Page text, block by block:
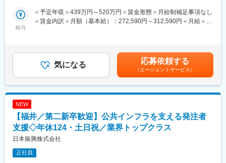
【コラボレーションツール】
Google Workspace、Redmine、Slack、Jira
当社の主力事業である「スマレジ」はクラウド型のPOSレジシス
テムです。数多くの店舗で導入されており、日常生活で立ち寄っ
たお店で利用されていることから、自分たちの仕事の成果や会社
の成長を実感できるやりがいがあります。
自社開発企業のため、営業やカスタマーサポートを通じて、ユー
に捉える力が身に付きます。
また、スマレジでは上流工程のみを行うようなことはなく、全エ
ンジニアがプログラムの実装を行います。
急成長中の会社ですので、新しいことにもチャレンジできます。
タート◎
・『人』を大切にする会社で着実にキャリアアップを目指せま
■業務内容：
「丸亀製麺」各店舗の店長候補としてお任せいたします。
具体的には、
・調理、接客
・シフト作成
・品質管理、衛生管理
地域のお客様に喜ばれる企画の立案＆実行などを、スタッフと協
力して行います。
■研修体制：
給与
＜予定年収＞439万円～520万円＜賃金形態＞月給制補足事項なし
＜賃金内訳＞月額（基本給）：272,590円～312,590円＜月給＞
昇給：年2回（6月・12月）賞与：年2回（6月・12月）※別途、会
社業績によりインセンティブ制度あり賃金はあくまでも目安の金
額であり、選考を通じて上下する可能性があります。月給(月額)は
固定手当を含めた表記です。
気になる 応募依頼する
（エージェントサービス）
NEW
【福井／第二新卒歓迎】公共インフラを支える発注者
支援◇年休124・土日祝／業界トップクラス
日本振興株式会社
正社員